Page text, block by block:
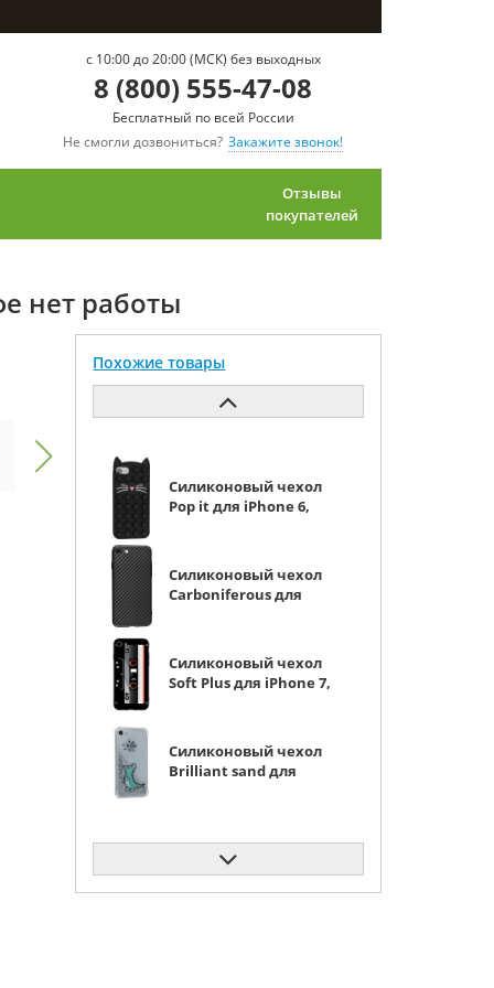
c 10:00 до 20:00 (МСК) без выходных
8 (800) 555-47-08
Бесплатный по всей России
Не смогли дозвониться? Закажите звонок!
Отзывы
покупателей
нет работы
Похожие товары
Силиконовый чехол
Pop it для iPhone 6,
Силиконовый чехол
Carboniferous для
Силиконовый чехол
Soft Plus для iPhone 7,
Силиконовый чехол
Brilliant sand для
Силиконовый чехол
Clear для iPhone 7, 8,
SE 2020, SE 2022
клумба